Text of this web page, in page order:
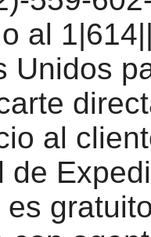
al
Unidos
al
de
es